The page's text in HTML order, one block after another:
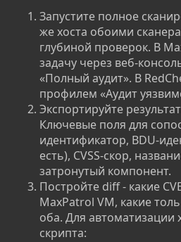
Запустите полное
же хоста обоими
глубиной проверок. В
задачу через веб-
«Полный аудит». В
профилем «Аудит
Экспортируйте
Ключевые поля для
идентификатор, BDU-
есть), CVSS-скор,
затронутый компонент.
Постройте diff - какие
MaxPatrol VM, какие
оба. Для автоматизации
скрипта: